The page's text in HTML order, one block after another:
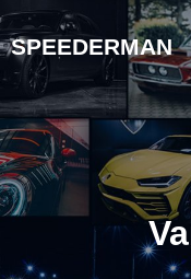
SPEEDERMAN